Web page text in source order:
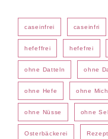
caseinfrei caseinfri
hefeffrei hefefrei
ohne Datteln ohne
ohne Hefe ohne Mich
ohne Nüsse ohne
Osterbäckerei